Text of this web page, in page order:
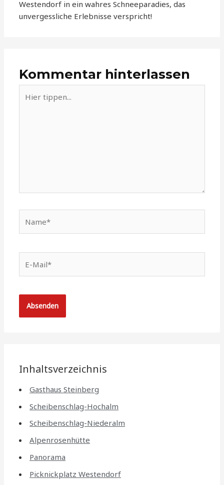
Westendorf in ein wahres Schneeparadies, das
unvergessliche Erlebnisse verspricht!
Kommentar hinterlassen
tippen...
Mail*
Inhaltsverzeichnis
Gasthaus Steinberg
Scheibenschlag-Hochalm
Scheibenschlag-Niederalm
Alpenrosenhütte
Panorama
Picknickplatz Westendorf